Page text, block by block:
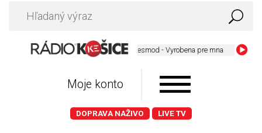
Desmod - Vyrobena pre mna
Moje konto
DOPRAVA NAŽIVO LIVE TV